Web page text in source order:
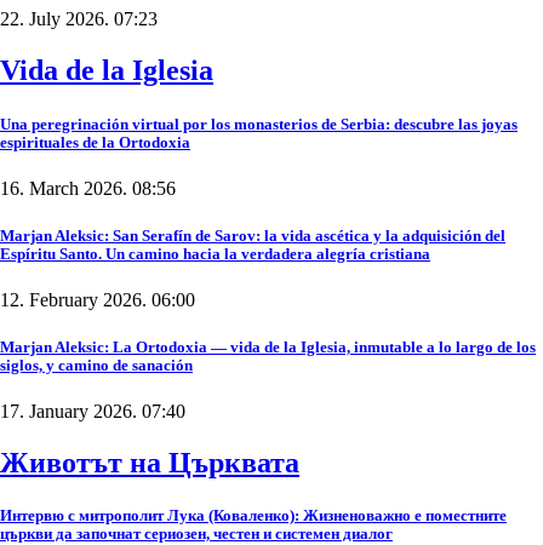
22. July 2026. 07:23
Vida de la Iglesia
Una peregrinación virtual por los monasterios de Serbia: descubre las joyas
espirituales de la Ortodoxia
16. March 2026. 08:56
Marjan Aleksic: San Serafín de Sarov: la vida ascética y la adquisición del
Espíritu Santo. Un camino hacia la verdadera alegría cristiana
12. February 2026. 06:00
Marjan Aleksic: La Ortodoxia — vida de la Iglesia, inmutable a lo largo de los
siglos, y camino de sanación
17. January 2026. 07:40
Животът на Църквата
Интервю с митрополит Лука (Коваленко): Жизненоважно е поместните
църкви да започнат сериозен, честен и системен диалог